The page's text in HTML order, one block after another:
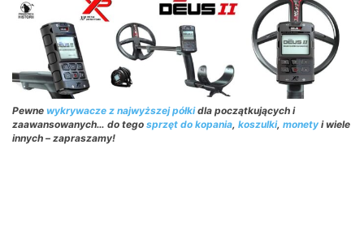
Pewne wykrywacze z najwyższej półkidla początkujących i
zaawansowanych… do tego sprzęt do kopania, koszulki, monety i wiele
innych – zapraszamy!